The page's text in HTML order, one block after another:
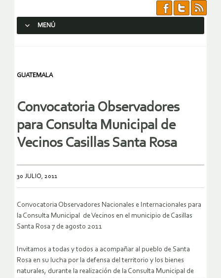
MENÚ
GUATEMALA
Convocatoria Observadores
para Consulta Municipal de
Vecinos Casillas Santa Rosa
30 JULIO, 2011
Convocatoria Observadores Nacionales e Internacionales para
la Consulta Municipal de Vecinos en el municipio de Casillas
Santa Rosa 7 de agosto 2011
Invitamos a todas y todos a acompañar al pueblo de Santa
Rosa en su lucha por la defensa del territorio y los bienes
naturales, durante la realización de la Consulta Municipal de